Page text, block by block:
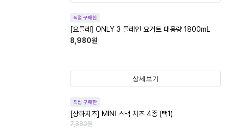
직접 구매한
[요플레] ONLY 3 플레인 요거트 대용량 1800mL
8,980원
상세보기
직접 구매한
[상하치즈] MINI 스낵 치즈 4종 (택1)
7,880원